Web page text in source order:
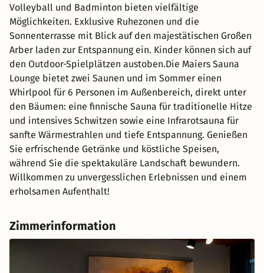
Volleyball und Badminton bieten vielfältige
Möglichkeiten. Exklusive Ruhezonen und die
Sonnenterrasse mit Blick auf den majestätischen Großen
Arber laden zur Entspannung ein. Kinder können sich auf
den Outdoor-Spielplätzen austoben.Die Maiers Sauna
Lounge bietet zwei Saunen und im Sommer einen
Whirlpool für 6 Personen im Außenbereich, direkt unter
den Bäumen: eine finnische Sauna für traditionelle Hitze
und intensives Schwitzen sowie eine Infrarotsauna für
sanfte Wärmestrahlen und tiefe Entspannung. Genießen
Sie erfrischende Getränke und köstliche Speisen,
während Sie die spektakuläre Landschaft bewundern.
Willkommen zu unvergesslichen Erlebnissen und einem
erholsamen Aufenthalt!
Zimmerinformation